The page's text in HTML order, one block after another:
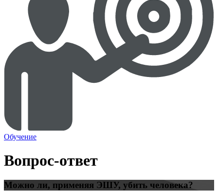
Обучение
Вопрос-ответ
Можно ли, применяя ЭШУ, убить человека?